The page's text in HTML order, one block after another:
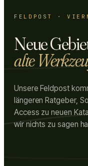
FELDPOST ·
Neue
alte
Unsere Feldpost
längeren Ratgeber,
Access zu neuen
wir nichts zu sagen